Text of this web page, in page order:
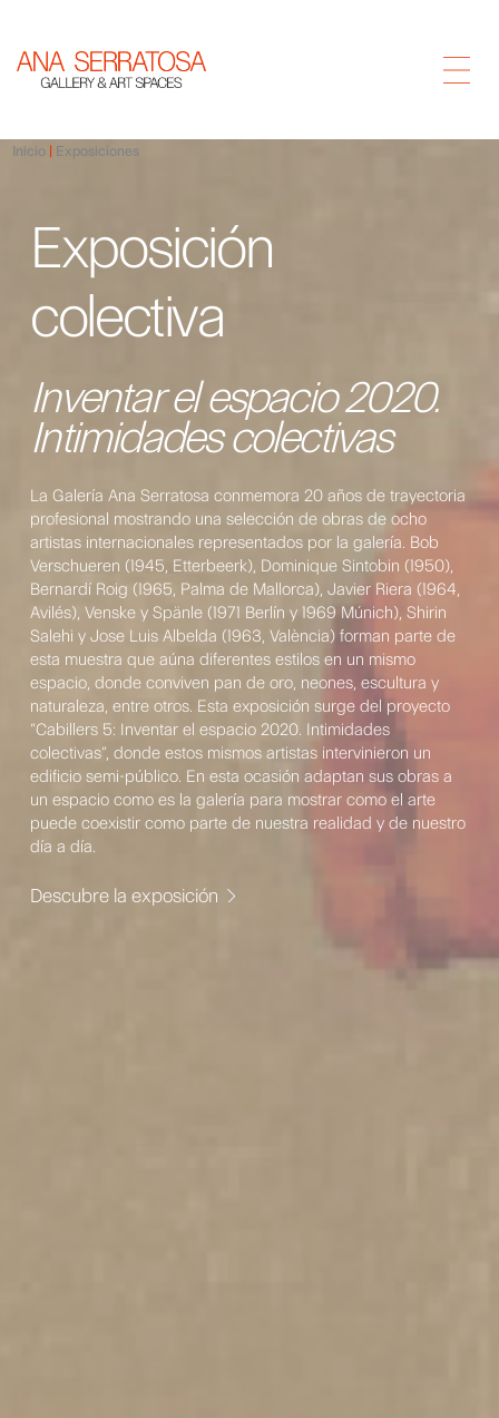
Inicio Exposiciones
Exposición
colectiva
Inventar el espacio 2020.
Intimidades colectivas
La Galería Ana Serratosa conmemora 20 años de trayectoria
profesional mostrando una selección de obras de ocho
artistas internacionales representados por la galería. Bob
Verschueren (1945, Etterbeerk), Dominique Sintobin (1950),
Bernardí Roig (1965, Palma de Mallorca), Javier Riera (1964,
Avilés), Venske y Spänle (1971 Berlín y 1969 Múnich), Shirin
Salehi y Jose Luis Albelda (1963, València) forman parte de
esta muestra que aúna diferentes estilos en un mismo
espacio, donde conviven pan de oro, neones, escultura y
naturaleza, entre otros. Esta exposición surge del proyecto
“Cabillers 5: Inventar el espacio 2020. Intimidades
colectivas”, donde estos mismos artistas intervinieron un
edificio semi-público. En esta ocasión adaptan sus obras a
un espacio como es la galería para mostrar como el arte
puede coexistir como parte de nuestra realidad y de nuestro
día a día.
Descubre la exposición